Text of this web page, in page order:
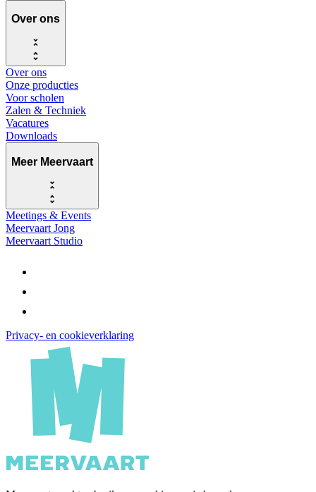
Over ons
Over ons
Onze producties
Voor scholen
Zalen & Techniek
Vacatures
Downloads
Meer Meervaart
Meetings & Events
Meervaart Jong
Meervaart Studio
Privacy- en cookieverklaring